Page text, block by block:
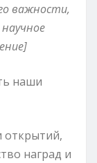
важности,
наши
открытий,
наград и